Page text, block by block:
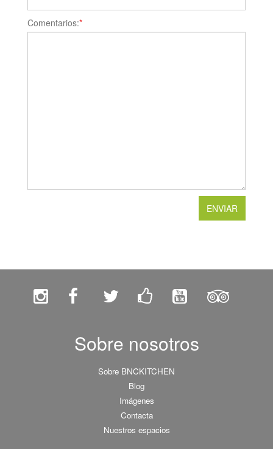
Comentarios:*
Sobre nosotros
Sobre BNCKITCHEN
Blog
Imágenes
Contacta
Nuestros espacios